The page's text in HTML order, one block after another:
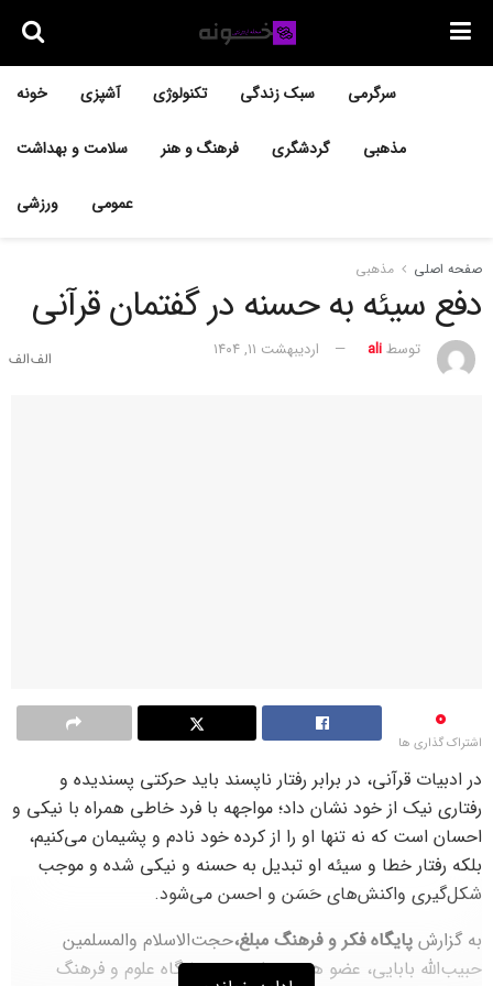
خونه آشپزی تکنولوژی سبک زندگی سرگرمی
سلامت و بهداشت فرهنگ و هنر گردشگری مذهبی
ورزشی عمومی
صفحه اصلی مذهبی
دفع سیئه به حسنه در گفتمان قرآنی
توسطali اردیبهشت ۱۱, ۱۴۰۴
0
اشتراک گذاری ها
در ادبیات قرآنی، در برابر رفتار ناپسند باید حرکتی پسندیده و
رفتاری نیک از خود نشان داد؛ مواجهه با فرد خاطی همراه با نیکی و
احسان است که نه تنها او را از کرده خود نادم و پشیمان می‌کنیم،
بلکه رفتار خطا و سیئه او تبدیل به حسنه و نیکی شده و موجب
شکل‌گیری واکنش‌های حَسَن و احسن می‌شود.
به گزارش پایگاه فکر و فرهنگ مبلغ،حجت‌الاسلام والمسلمین
حبیب‌الله بابایی، عضو هیئت علمی پژوهشگاه علوم و فرهنگ